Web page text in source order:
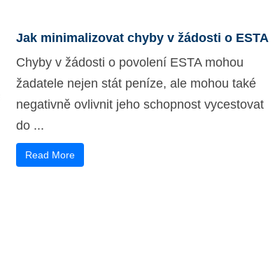
Jak minimalizovat chyby v žádosti o ESTA
Chyby v žádosti o povolení ESTA mohou
žadatele nejen stát peníze, ale mohou také
negativně ovlivnit jeho schopnost vycestovat
do ...
Read More